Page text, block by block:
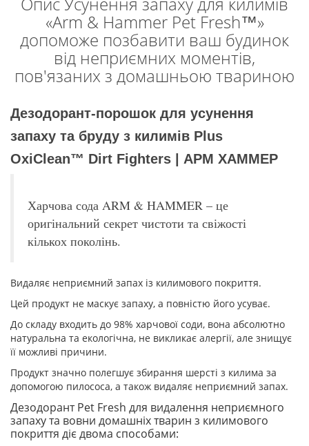
«Arm & Hammer Pet Fresh™»
допоможе позбавити ваш будинок
від неприємних моментів,
пов'язаних з домашньою твариною
Дезодорант-порошок для усунення
запаху та бруду з килимів Plus
OxiClean™ Dirt Fighters | АРМ ХАММЕР
Харчова сода ARM & HAMMER – це
оригінальний секрет чистоти та свіжості
кількох поколінь.
Видаляє неприємний запах із килимового покриття.
Цей продукт не маскує запаху, а повністю його усуває.
До складу входить до 98% харчової соди, вона абсолютно
натуральна та екологічна, не викликає алергії, але знищує
її можливі причини.
Продукт значно полегшує збирання шерсті з килима за
допомогою пилососа, а також видаляє неприємний запах.
Дезодорант Pet Fresh для видалення неприємного
запаху та вовни домашніх тварин з килимового
покриття діє двома способами: